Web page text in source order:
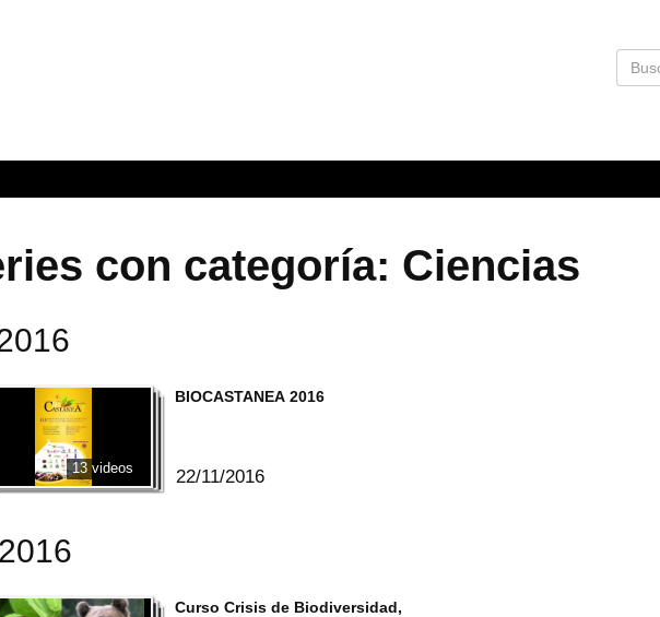
Buscar
con categoría: Ciencias
13 videos
BIOCASTANEA 2016
22/11/2016
Curso Crisis de Biodiversidad,